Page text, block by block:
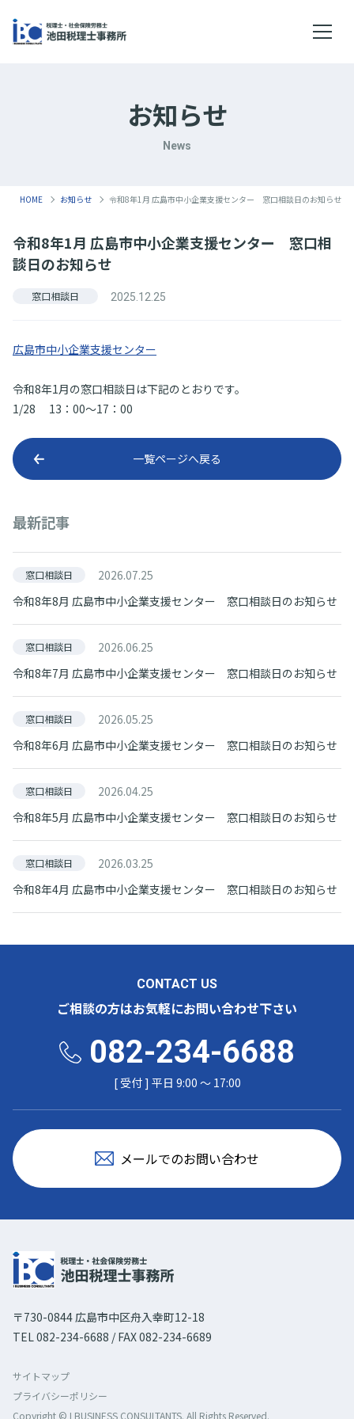
メニ
お知らせ
News
HOME お知らせ 令和8年1月 広島市中小企業支援センター 窓口相談日のお知らせ
令和8年1月 広島市中小企業支援センター 窓口相
談日のお知らせ
窓口相談日 2025.12.25
広島市中小企業支援センター
令和8年1月の窓口相談日は下記のとおりです。
1/28 13：00～17：00
一覧ページへ戻る
最新記事
窓口相談日
2026.07.25
令和8年8月 広島市中小企業支援センター 窓口相談日のお知らせ
窓口相談日
2026.06.25
令和8年7月 広島市中小企業支援センター 窓口相談日のお知らせ
窓口相談日
2026.05.25
令和8年6月 広島市中小企業支援センター 窓口相談日のお知らせ
窓口相談日
2026.04.25
令和8年5月 広島市中小企業支援センター 窓口相談日のお知らせ
窓口相談日
2026.03.25
令和8年4月 広島市中小企業支援センター 窓口相談日のお知らせ
CONTACT US
ご相談の方はお気軽にお問い合わせ下さい
082-234-6688
[ 受付 ] 平日 9:00 〜 17:00
メールでのお問い合わせ
〒730-0844 広島市中区舟入幸町12-18
TEL 082-234-6688 / FAX 082-234-6689
サイトマップ
プライバシーポリシー
Copyright © I BUSINESS CONSULTANTS. All Rights Reserved.